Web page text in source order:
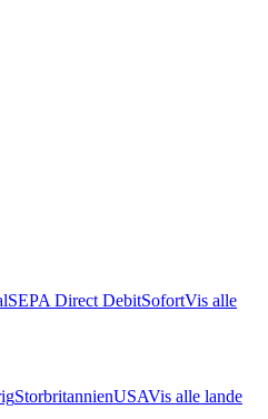
SEPA Direct DebitSofortVis alle
StorbritannienUSAVis alle lande